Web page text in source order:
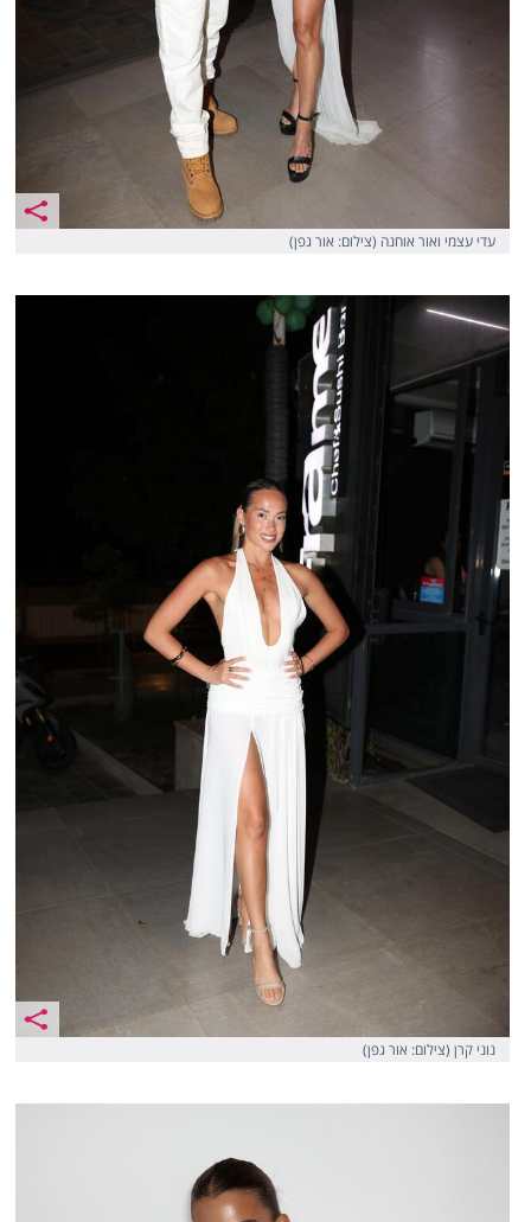
עדי עצמי ואור אוחנה (צילום: אור גפן)
נוני קרן (צילום: אור גפן)